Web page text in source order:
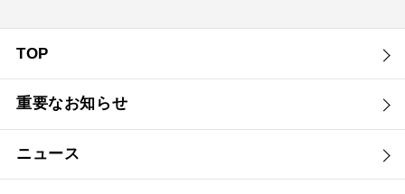
TOP
重要なお知らせ
ニュース